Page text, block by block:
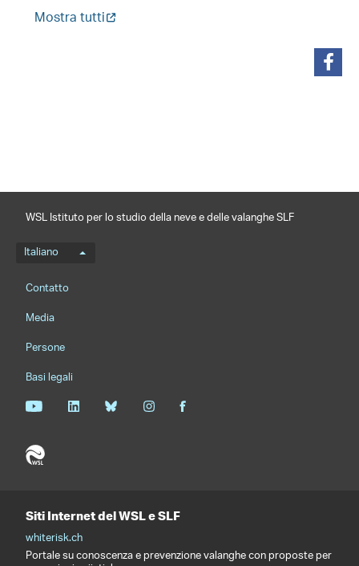
Mostra tutti
WSL Istituto per lo studio della neve e delle valanghe SLF
Menu della lingua
Italiano
Footernavigation
Contatto
Media
Persone
Basi legali
Siti Internet del WSL e SLF
whiterisk.ch
Portale su conoscenza e prevenzione valanghe con proposte per